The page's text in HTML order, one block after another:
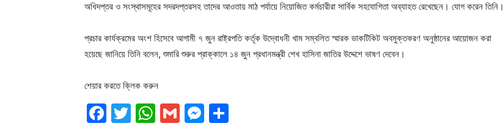
অধিদপ্তর ও সংস্থাসমূহের সদরদপ্তরসহ তাদের আওতায় মাঠ পর্যায়ে নিয়োজিত কর্মচারীরা সার্বিক সহযোগিতা অব্যাহত রেখেছেন। যোগ করেন তিনি।
প্রচার কার্যক্রমের অংশ হিসেবে আগামী ৭ জুন রাষ্ট্রপতি কর্তৃক উদ্বোধনী খাম সম্বলিত স্মারক ডাকটিকিট অবমুক্তকরণ অনুষ্ঠানের আয়োজন করা
হয়েছে জানিয়ে তিনি বলেন, শুমারি শুরুর প্রাক্কালে ১৪ জুন প্রধানমন্ত্রী শেখ হাসিনা জাতির উদ্দেশে ভাষণ দেবেন।
শেয়ার করতে ক্লিক করুন
Facebook
Twitter
WhatsApp
GmailMessenger